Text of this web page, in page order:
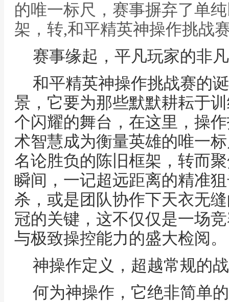
的唯一标尺，赛事摒弃了单
架，转,和平精英神操作挑战
赛事缘起，平凡玩家的非
和平精英神操作挑战赛的
景，它要为那些默默耕耘于
个闪耀的舞台，在这里，操
术智慧成为衡量英雄的唯一
名论胜负的陈旧框架，转而
瞬间，一记超远距离的精准
杀，或是团队协作下天衣无
冠的关键，这不仅仅是一场
与极致操控能力的盛大检阅。
神操作定义，超越常规的
何为神操作，它绝非简单